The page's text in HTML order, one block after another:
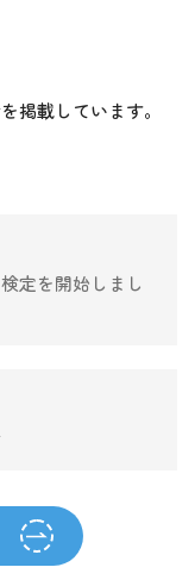
掲載しています。
定を開始しまし